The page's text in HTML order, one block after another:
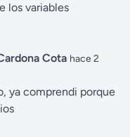
los variables
Cota hace 2
ya comprendi porque